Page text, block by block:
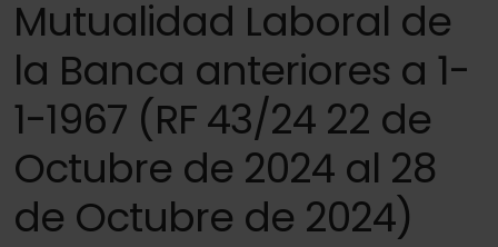
Mutualidad Laboral de
la Banca anteriores a 1-
1-1967 (RF 43/24 22 de
Octubre de 2024 al 28
de Octubre de 2024)